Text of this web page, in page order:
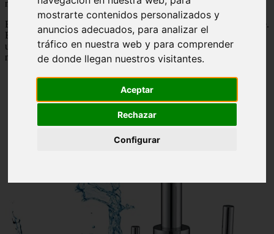
mostrarte contenidos personalizados y
anuncios adecuados, para analizar el
tráfico en nuestra web y para comprender
de donde llegan nuestros visitantes.
Aceptar
Rechazar
Configurar
mercado es realmente necesario.
Este es el mejor grifo de cocina de de Tres vias que hay actualmente.
Este grifo ofrece una gran calidad, aunque lo mejor es su precio, es
uno de los grifos mas económicos y con mejores prestaciones del
mercado: